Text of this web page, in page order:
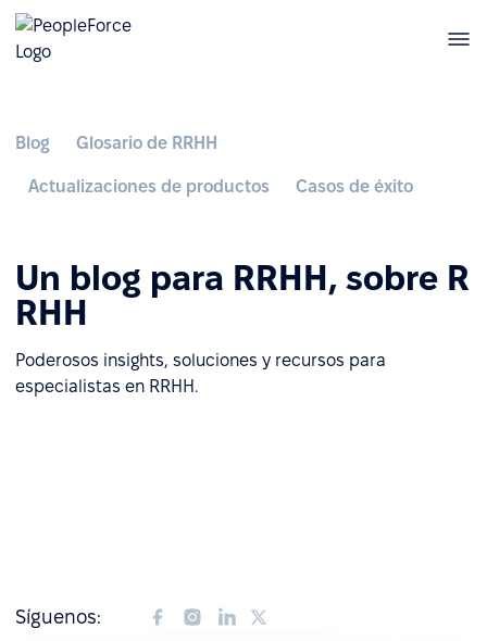
Blog Glosario de RRHH
Actualizaciones de productos Casos de éxito
Un blog para RRHH, sobre R
RHH
Poderosos insights, soluciones y recursos para
especialistas en RRHH.
Síguenos: